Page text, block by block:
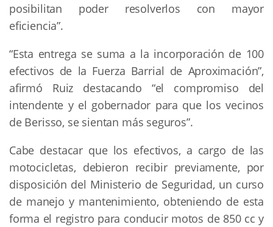
posibilitan poder resolverlos con mayor
eficiencia”.
“Esta entrega se suma a la incorporación de 100
efectivos de la Fuerza Barrial de Aproximación”,
afirmó Ruiz destacando “el compromiso del
intendente y el gobernador para que los vecinos
de Berisso, se sientan más seguros”.
Cabe destacar que los efectivos, a cargo de las
motocicletas, debieron recibir previamente, por
disposición del Ministerio de Seguridad, un curso
de manejo y mantenimiento, obteniendo de esta
forma el registro para conducir motos de 850 cc y